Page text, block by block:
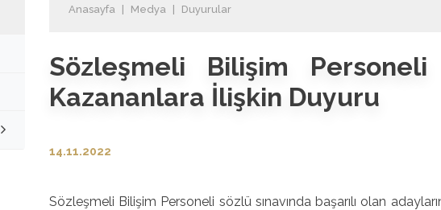
Anasayfa Medya Duyurular
Sözleşmeli Bilişim
Kazananlara İlişkin Duyuru
14.11.2022
Sözleşmeli Bilişim Personeli sözlü sınavında başarılı olan